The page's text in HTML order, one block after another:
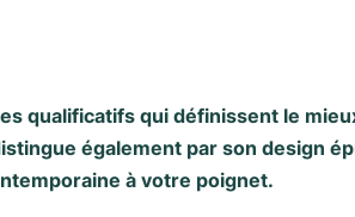
qualificatifs qui définissent le
également par son design
à votre poignet.